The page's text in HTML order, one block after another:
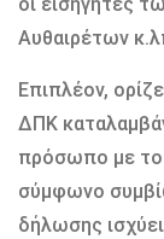
οι εισηγητές
Αυθαιρέτων
Επιπλέον,
ΔΠΚ
πρόσωπο με το
σύμφωνο
δήλωσης